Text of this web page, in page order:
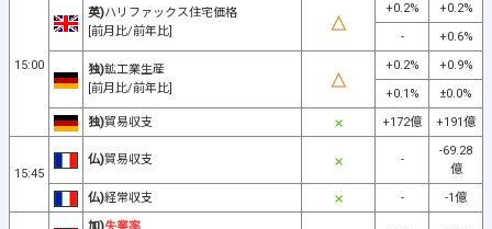
15:00
英)ハリファックス住宅価格
[前月比/前年比]
+0.2%
+0.2%
-
+0.6%
独)鉱工業生産
[前月比/前年比]
+0.2%
+0.9%
+0.1%
±0.0%
独)貿易収支 +172億 +191億
15:45
仏)貿易収支 -
-69.28
億
仏)経常収支 - -1億